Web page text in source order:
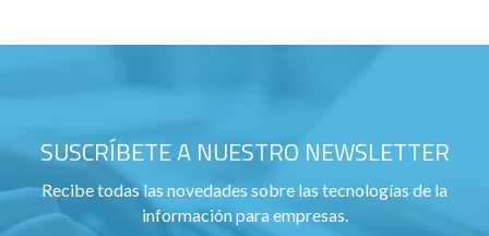
SUSCRÍBETE A NUESTRO NEWSLETTER
Recibe todas las novedades sobre las tecnologías de la
información para empresas.